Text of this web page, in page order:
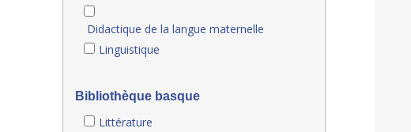
Didactique de la langue maternelle
Linguistique
Bibliothèque basque
Littérature